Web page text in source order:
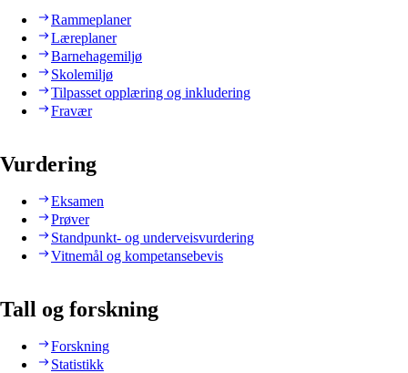
Rammeplaner
Læreplaner
Barnehagemiljø
Skolemiljø
Tilpasset opplæring og inkludering
Fravær
Vurdering
Eksamen
Prøver
Standpunkt- og underveisvurdering
Vitnemål og kompetansebevis
Tall og forskning
Forskning
Statistikk